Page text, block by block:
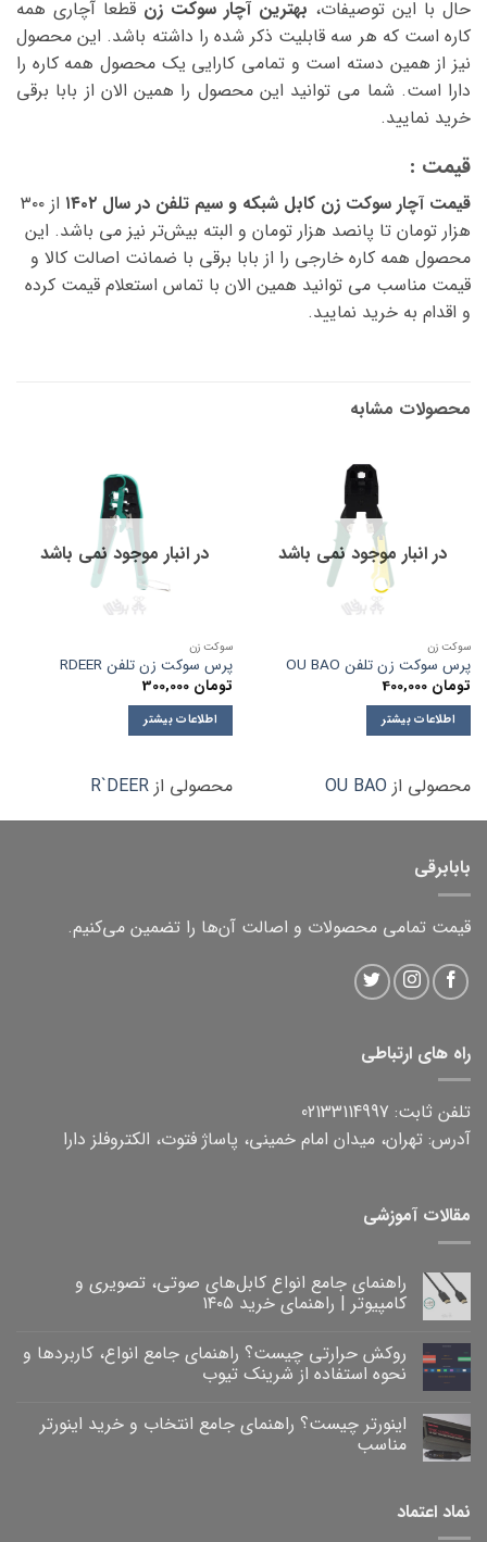
حال با این توصیفات، بهترین آچار سوکت زن قطعا آچاری همه
کاره است که هر سه قابلیت ذکر شده را داشته باشد. این محصول
نیز از همین دسته است و تمامی کارایی یک محصول همه کاره را
دارا است. شما می توانید این محصول را همین الان از بابا برقی
خرید نمایید.
قیمت :
قیمت آچار سوکت زن کابل شبکه و سیم تلفن در سال ۱۴۰۲
از ۳۰۰
هزار تومان تا پانصد هزار تومان و البته بیش‌تر نیز می باشد. این
محصول همه کاره خارجی را از بابا برقی با ضمانت اصالت کالا و
قیمت مناسب می توانید همین الان با تماس استعلام قیمت کرده
و اقدام به خرید نمایید.
محصولات مشابه
در انبار موجود نمی باشد
سوکت زن
پرس سوکت زن تلفن OU BAO
تومان
اطلاعات بیشتر
محصولی از OU BAO
در انبار موجود نمی باشد
سوکت زن
پرس سوکت زن تلفن RDEER
تومان
اطلاعات بیشتر
محصولی از R`DEER
بابابرقی
قیمت تمامی محصولات و اصالت آن‌ها را تضمین می‌کنیم.
راه های ارتباطی
تلفن ثابت: 02133114997
آدرس: تهران، میدان امام خمینی، پاساژ فتوت، الکتروفلز دارا
مقالات آموزشی
راهنمای جامع انواع کابل‌های صوتی، تصویری و
کامپیوتر | راهنمای خرید ۱۴۰۵
برای
راهنمای
جامع
صوتی،
تصویری
و
خرید
۱۴۰۵
ثبت
نشده
روکش حرارتی چیست؟ راهنمای جامع انواع، کاربردها و
نحوه استفاده از شرینک تیوب
برای
روکش
حرارتی
انواع،
کاربردها
ثبت
نشده
اینورتر چیست؟ راهنمای جامع انتخاب و خرید اینورتر
مناسب
اینورتر
چیست؟
نشده
نماد اعتماد